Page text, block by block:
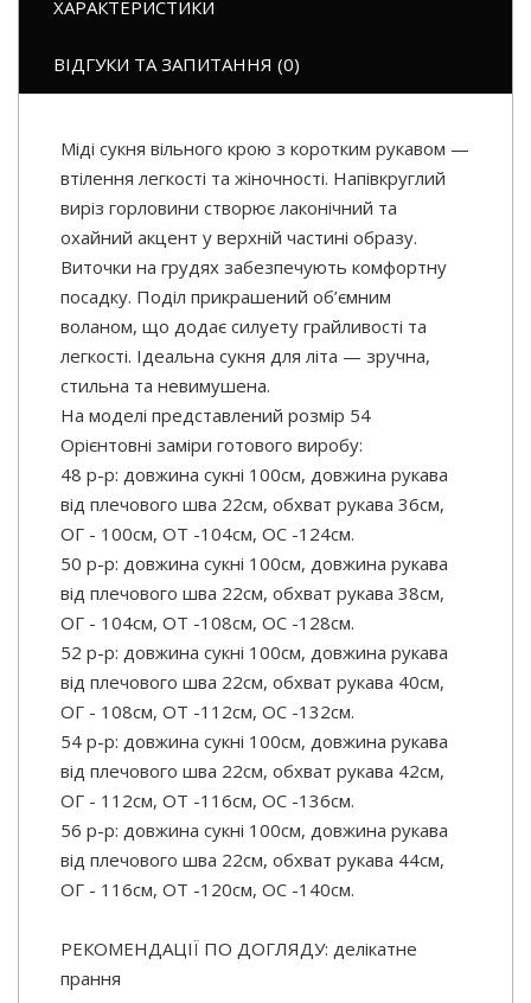
ХАРАКТЕРИСТИКИ
ВІДГУКИ ТА ЗАПИТАННЯ (0)
Міді сукня вільного крою з коротким рукавом —
втілення легкості та жіночності. Напівкруглий
виріз горловини створює лаконічний та
охайний акцент у верхній частині образу.
Виточки на грудях забезпечують комфортну
посадку. Поділ прикрашений об’ємним
воланом, що додає силуету грайливості та
легкості. Ідеальна сукня для літа — зручна,
стильна та невимушена.
На моделі представлений розмір 54
Орієнтовні заміри готового виробу:
48 р-р: довжина сукні 100см, довжина рукава
від плечового шва 22см, обхват рукава 36см,
ОГ - 100см, ОТ -104см, OC -124см.
50 р-р: довжина сукні 100см, довжина рукава
від плечового шва 22см, обхват рукава 38см,
ОГ - 104см, ОТ -108см, OC -128см.
52 р-р: довжина сукні 100см, довжина рукава
від плечового шва 22см, обхват рукава 40см,
ОГ - 108см, ОТ -112см, OC -132см.
54 р-р: довжина сукні 100см, довжина рукава
від плечового шва 22см, обхват рукава 42см,
ОГ - 112см, ОТ -116см, OC -136см.
56 р-р: довжина сукні 100см, довжина рукава
від плечового шва 22см, обхват рукава 44см,
ОГ - 116см, ОТ -120см, OC -140см.
РЕКОМЕНДАЦІЇ ПО ДОГЛЯДУ: делікатне
прання